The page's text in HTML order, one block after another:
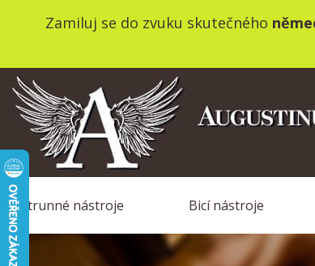
Zamiluj se do zvuku skutečného
Strunné nástroje Bicí nástroje